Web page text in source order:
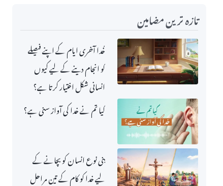
تازہ ترین مضامین
خُدا آخری ایام کے اپنے فیصلے
کو انجام دینے کے لیے کیوں
انسانی شکل اختیار کرتا ہے؟
کیا تم نے خدا کی آواز سنی ہے؟
بنی نوع انسان کو بچانے کے
لیے خدا کو کام کے تین مراحل